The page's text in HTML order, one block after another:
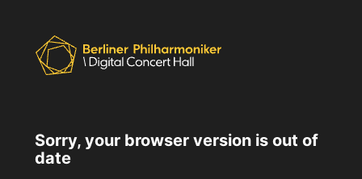
Sorry, your browser version is out of
date